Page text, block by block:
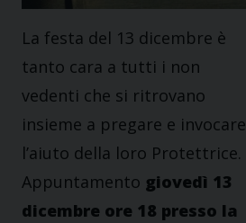
La festa del 13 dicembre è
tanto cara a tutti i non
vedenti che si ritrovano
insieme a pregare e invocare
l’aiuto della loro Protettrice.
Appuntamento giovedì 13
dicembre ore 18 presso la